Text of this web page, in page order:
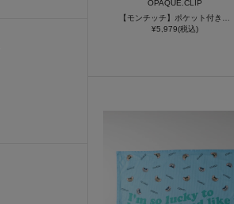
OPAQUE.CLIP
¥5,979(税込)